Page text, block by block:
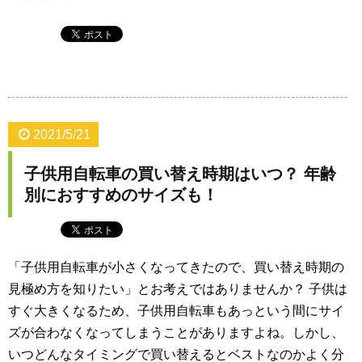
2021/5/21
子供用自転車の買い替え時期はいつ？ 年齢
別におすすめのサイズも！
「子供用自転車が小さくなってきたので、買い替え時期の
見極め方を知りたい」とお考えではありませんか？ 子供は
すぐ大きくなるため、子供用自転車もあっという間にサイ
ズが合わなくなってしまうことがありますよね。しかし、
いつどんなタイミングで買い替えるとベストなのかよく分